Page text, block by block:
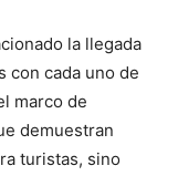
la llegada
con cada uno de
marco de
demuestran
turistas, sino